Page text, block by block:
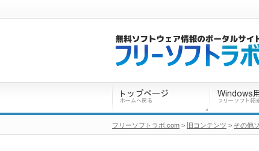
フリーソフトラボ.com > 旧コンテンツ > その他